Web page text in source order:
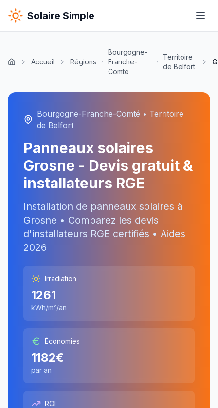
Solaire Simple
Accueil Régions
Bourgogne-
Franche-
Comté
Territoire
de Belfort
Bourgogne-Franche-Comté • Territoire
de Belfort
Panneaux solaires
Grosne - Devis gratuit &
installateurs RGE
Installation de panneaux solaires à
Grosne • Comparez les devis
d'installateurs RGE certifiés • Aides
2026
Irradiation
1261
kWh/m²/an
Économies
1182€
par an
ROI